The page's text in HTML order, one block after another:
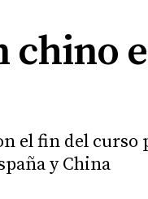
chino
el fin del curso
y China